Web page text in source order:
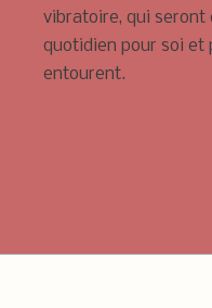
vibratoire, qui seront
quotidien pour soi et
entourent.